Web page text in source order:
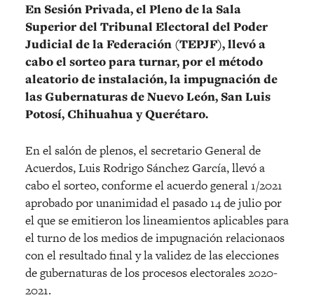
En Sesión Privada, el Pleno de la Sala
Superior del Tribunal Electoral del Poder
Judicial de la Federación (TEPJF), llevó a
cabo el sorteo para turnar, por el método
aleatorio de instalación, la impugnación de
las Gubernaturas de Nuevo León, San Luis
Potosí, Chihuahua y Querétaro.
En el salón de plenos, el secretario General de
Acuerdos, Luis Rodrigo Sánchez García, llevó a
cabo el sorteo, conforme el acuerdo general 1/2021
aprobado por unanimidad el pasado 14 de julio por
el que se emitieron los lineamientos aplicables para
el turno de los medios de impugnación relacionaos
con el resultado final y la validez de las elecciones
de gubernaturas de los procesos electorales 2020-
2021.